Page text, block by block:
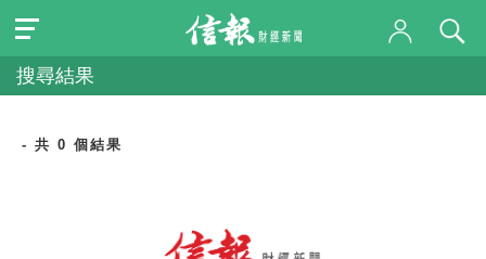
搜尋結果
- 共 0 個結果